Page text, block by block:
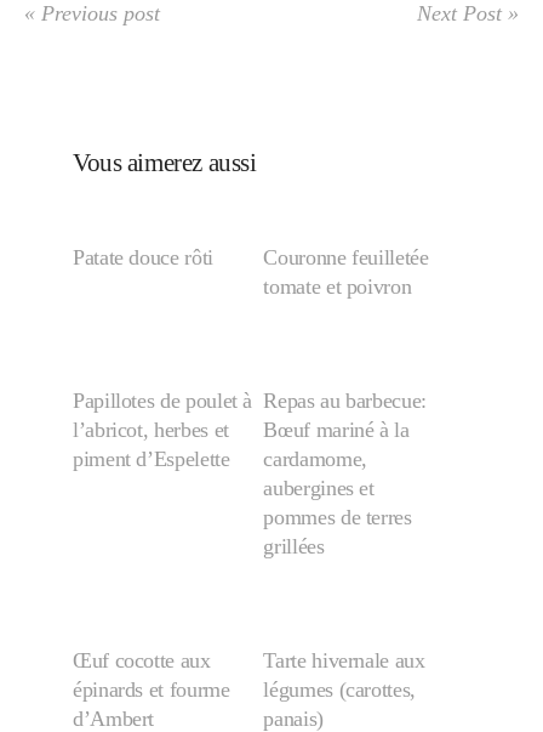
« Previous post Next Post »
Vous aimerez aussi
Patate douce rôti
Couronne feuilletée
tomate et poivron
Papillotes de poulet à
l’abricot, herbes et
piment d’Espelette
Repas au barbecue:
Bœuf mariné à la
cardamome,
aubergines et
pommes de terres
grillées
Œuf cocotte aux
épinards et fourme
d’Ambert
Tarte hivernale aux
légumes (carottes,
panais)